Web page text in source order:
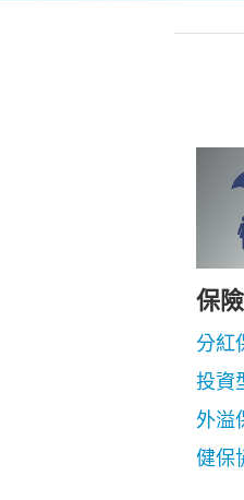
保
分紅
投資
外溢
健保